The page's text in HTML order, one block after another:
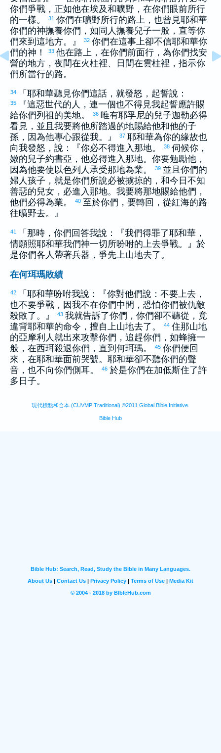
你們爭戰，正如他在埃及和曠野，在你們眼前所行
的一樣。
31 你們在曠野所行的路上，也曾見耶和華
你們的神撫養你們，如同人撫養兒子一般，直等你
們來到這地方。』
32 你們在這事上卻不信耶和華你
們的神！
33 他在路上，在你們前面行，為你們找安
營的地方，夜間在火柱裡、日間在雲柱裡，指示你
們所當行的路。
34 「耶和華聽見你們這話，就發怒，起誓說：
35
『這惡世代的人，連一個也不得見我起誓應許賜
給你們列祖的美地。
36 唯有耶孚尼的兒子迦勒必得
看見，並且我要將他所踏過的地賜給他和他的子
孫，因為他專心跟從我。』
37 耶和華為你的緣故也
向我發怒，說：『你必不得進入那地。
38 伺候你，
嫩的兒子約書亞 ，他必得進入那地。你要勉勵他，
因為他要使以色列 人承受那地為業。 39 並且你們的
婦人孩子，就是你們所說必被擄掠的，和今日不知
善惡的兒女，必進入那地。我要將那地賜給他們，
他們必得為業。
40 至於你們，要轉回，從紅海的路
往曠野去。』
41
「那時，你們回答我說：『我們得罪了耶和華，
情願照耶和華我們神一切所吩咐的上去爭戰。』於
是你們各人帶著兵器，爭先上山地去了。
在何珥瑪敗績
42
「耶和華吩咐我說：『你對他們說：不要上去，
也不要爭戰，因我不在你們中間，恐怕你們被仇敵
殺敗了。』
43 我就告訴了你們，你們卻不聽從，竟
違背耶和華的命令，擅自上山地去了。
44 住那山地
的亞摩利 人就出來攻擊你們，追趕你們，如蜂擁一
般，在西珥殺退你們，直到 何珥瑪。 45 你們便回
來，在耶和華面前哭號。耶和華卻不聽你們的聲
音，也不向你們側耳。
46 於是你們在加低斯住了許
多日子。
現代標點和合本 (CUVMP Traditional) ©2011 Global Bible Initiative.
Bible Hub